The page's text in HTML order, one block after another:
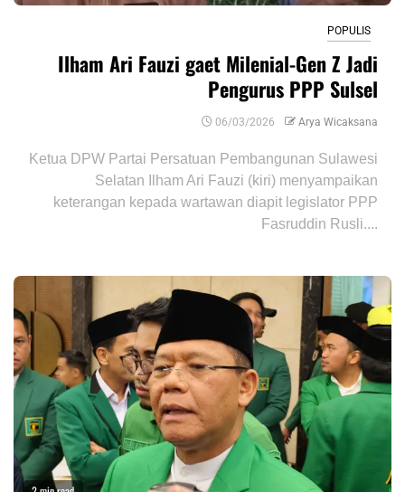
POPULIS
Ilham Ari Fauzi gaet Milenial-Gen Z Jadi
Pengurus PPP Sulsel
06/03/2026 Arya Wicaksana
Ketua DPW Partai Persatuan Pembangunan Sulawesi
Selatan Ilham Ari Fauzi (kiri) menyampaikan
keterangan kepada wartawan diapit legislator PPP
Fasruddin Rusli....